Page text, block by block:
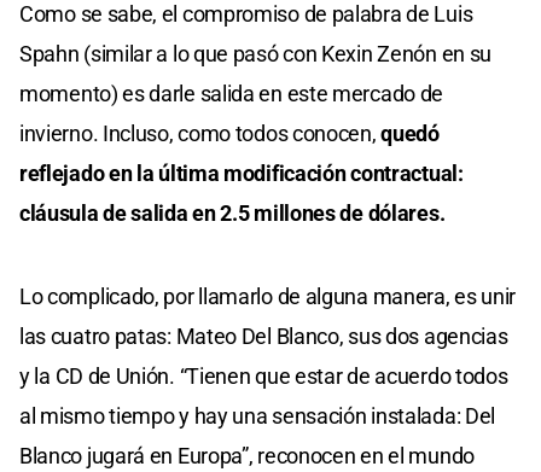
Como se sabe, el compromiso de palabra de Luis
Spahn (similar a lo que pasó con Kexin Zenón en su
momento) es darle salida en este mercado de
invierno. Incluso, como todos conocen,quedó
reflejado en la última modificación contractual:
cláusula de salida en 2.5 millones de dólares.
Lo complicado, por llamarlo de alguna manera, es unir
las cuatro patas: Mateo Del Blanco, sus dos agencias
y la CD de Unión. “Tienen que estar de acuerdo todos
al mismo tiempo y hay una sensación instalada: Del
Blanco jugará en Europa”, reconocen en el mundo